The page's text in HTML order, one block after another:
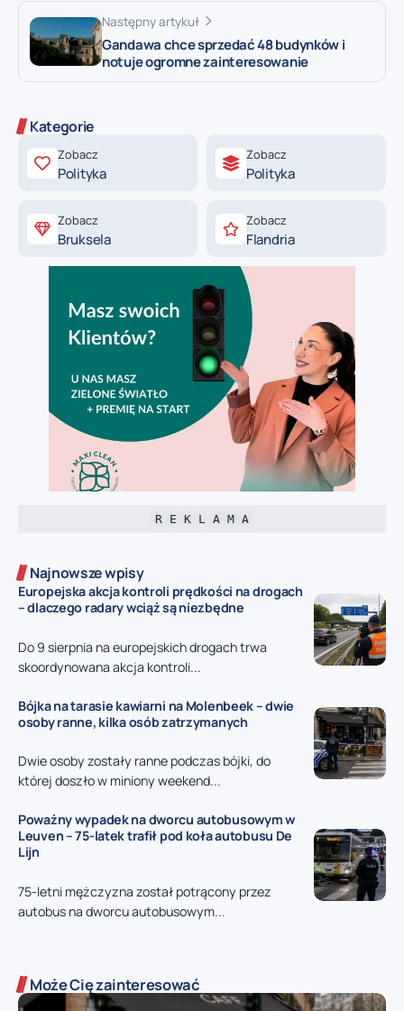
Następny artykuł
Gandawa chce sprzedać 48 budynków i
notuje ogromne zainteresowanie
Kategorie
Zobacz
Polityka
Zobacz
Polityka
Zobacz
Bruksela
Zobacz
Flandria
R E K L A M A
Najnowsze wpisy
Europejska akcja kontroli prędkości na drogach
– dlaczego radary wciąż są niezbędne
Do 9 sierpnia na europejskich drogach trwa
skoordynowana akcja kontroli...
Bójka na tarasie kawiarni na Molenbeek – dwie
osoby ranne, kilka osób zatrzymanych
Dwie osoby zostały ranne podczas bójki, do
której doszło w miniony weekend...
Poważny wypadek na dworcu autobusowym w
Leuven – 75-latek trafił pod koła autobusu De
Lijn
75-letni mężczyzna został potrącony przez
autobus na dworcu autobusowym...
Może Cię zainteresować